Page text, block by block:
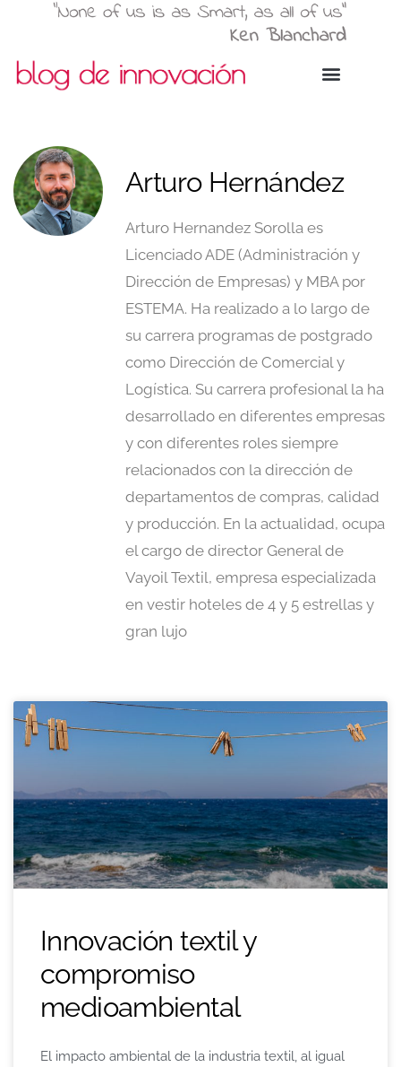
Arturo Hernández
Arturo Hernandez Sorolla es
Licenciado ADE (Administración y
Dirección de Empresas) y MBA por
ESTEMA. Ha realizado a lo largo de
su carrera programas de postgrado
como Dirección de Comercial y
Logística. Su carrera profesional la ha
desarrollado en diferentes empresas
y con diferentes roles siempre
relacionados con la dirección de
departamentos de compras, calidad
y producción. En la actualidad, ocupa
el cargo de director General de
Vayoil Textil, empresa especializada
en vestir hoteles de 4 y 5 estrellas y
gran lujo
Innovación textil y
compromiso
medioambiental
El impacto ambiental de la industria textil, al igual